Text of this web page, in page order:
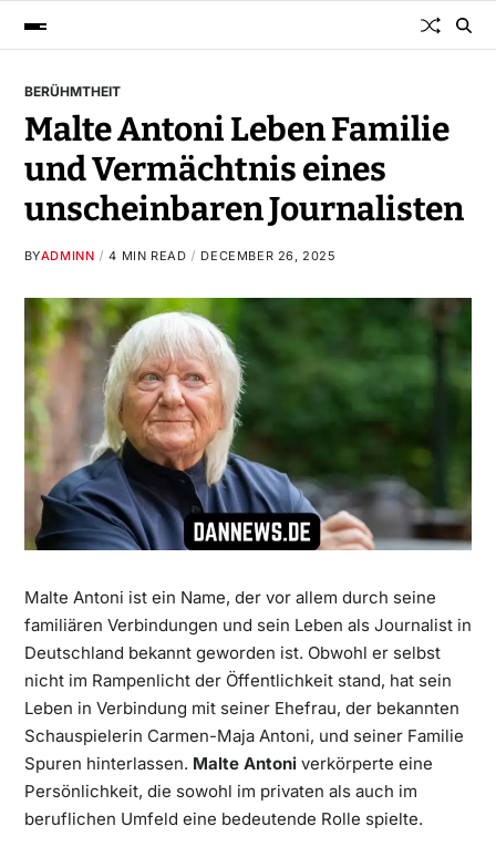
BERÜHMTHEIT
Malte Antoni Leben Familie
und Vermächtnis eines
unscheinbaren Journalisten
BYADMINN 4 MIN READ DECEMBER 26, 2025
Malte Antoni ist ein Name, der vor allem durch seine
familiären Verbindungen und sein Leben als Journalist in
Deutschland bekannt geworden ist. Obwohl er selbst
nicht im Rampenlicht der Öffentlichkeit stand, hat sein
Leben in Verbindung mit seiner Ehefrau, der bekannten
Schauspielerin Carmen-Maja Antoni, und seiner Familie
Spuren hinterlassen. Malte Antoniverkörperte eine
Persönlichkeit, die sowohl im privaten als auch im
beruflichen Umfeld eine bedeutende Rolle spielte.